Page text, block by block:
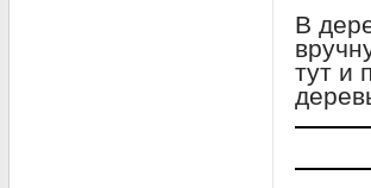
В
тут и